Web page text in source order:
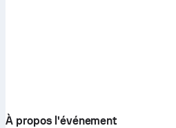
À propos l'événement